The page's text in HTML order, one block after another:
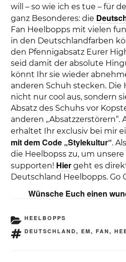
will – so wie ich es tue – für
ganz Besonderes: die
Fan Heelbopps mit vielen
in den Deutschlandfarben
den Pfennigabsatz Eurer
seid damit der absolute
könnt Ihr sie wieder
anderen Schuh stecken. Die
nicht nur cool aus, sondern
Absatz des Schuhs vor
anderen „Absatzzerstörern“.
erhaltet Ihr exclusiv bei mir
mit dem Code „Stylekultur“.
die Heelbopss zu, um
supporten! Hier geht es
Deutschland Heelbopps. Go
Wünsche Euch einen
KATEGORIEN
HEELBOPPS
SCHLAGWÖRTER
DEUTSCHLAND, EM, FAN,